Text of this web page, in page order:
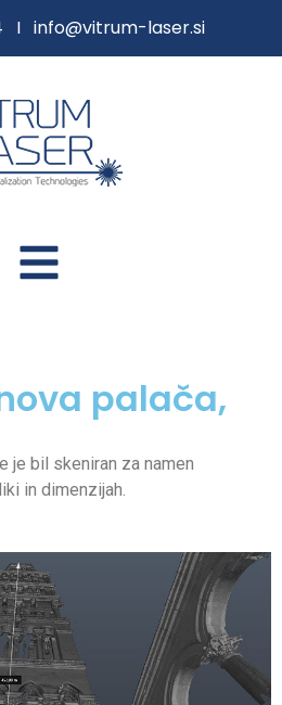
I info@vitrum-laser.si
palača,
je bil skeniran za namen
in dimenzijah.